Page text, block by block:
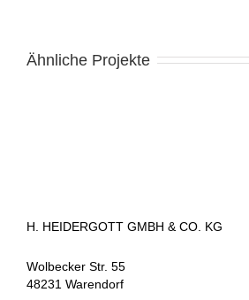
Ähnliche Projekte
H. HEIDERGOTT GMBH & CO. KG
Wolbecker Str. 55
48231 Warendorf